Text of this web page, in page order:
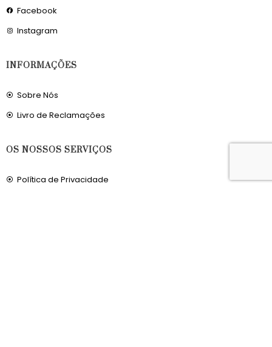
Facebook
Instagram
INFORMAÇÕES
Sobre Nós
Livro de Reclamações
OS NOSSOS SERVIÇOS
Política de Privacidade